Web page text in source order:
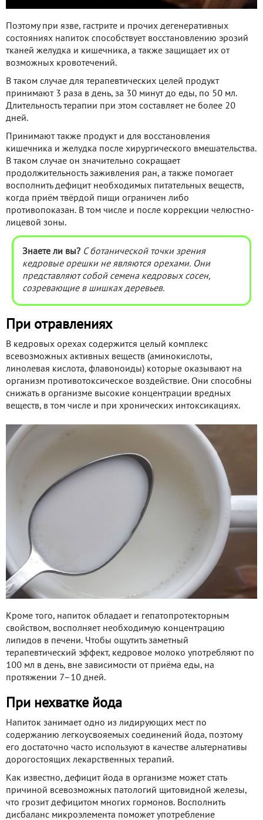
Поэтому при язве, гастрите и прочих дегенеративных
состояниях напиток способствует восстановлению эрозий
тканей желудка и кишечника, а также защищает их от
возможных кровотечений.
В таком случае для терапевтических целей продукт
принимают 3 раза в день, за 30 минут до еды, по 50 мл.
Длительность терапии при этом составляет не более 20
дней.
Принимают также продукт и для восстановления
кишечника и желудка после хирургического вмешательства.
В таком случае он значительно сокращает
продолжительность заживления ран, а также помогает
восполнить дефицит необходимых питательных веществ,
когда приём твёрдой пищи ограничен либо
противопоказан. В том числе и после коррекции челюстно-
лицевой зоны.
Знаете ли вы? С ботанической точки зрения
кедровые орешки не являются орехами. Они
представляют собой семена кедровых сосен,
созревающие в шишках деревьев.
При отравлениях
В кедровых орехах содержится целый комплекс
всевозможных активных веществ (аминокислоты,
линолевая кислота, флавоноиды) которые оказывают на
организм противотоксическое воздействие. Они способны
снижать в организме высокие концентрации вредных
веществ, в том числе и при хронических интоксикациях.
Кроме того, напиток обладает и гепатопротекторным
свойством, восполняет необходимую концентрацию
липидов в печени. Чтобы ощутить заметный
терапевтический эффект, кедровое молоко употребляют по
100 мл в день, вне зависимости от приёма еды, на
протяжении 7–10 дней.
При нехватке йода
Напиток занимает одно из лидирующих мест по
содержанию легкоусвояемых соединений йода, поэтому
его достаточно часто используют в качестве альтернативы
дорогостоящих лекарственных терапий.
Как известно, дефицит йода в организме может стать
причиной всевозможных патологий щитовидной железы,
что грозит дефицитом многих гормонов. Восполнить
дисбаланс микроэлемента поможет употребление